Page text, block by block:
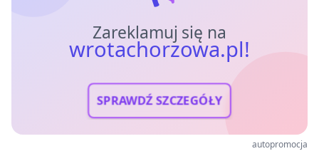
Zareklamuj się na
wrotachorzowa.pl!
SPRAWDŹ SZCZEGÓŁY
autopromocja